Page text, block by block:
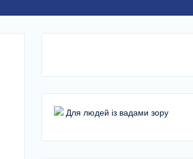
Для людей із вадами зору